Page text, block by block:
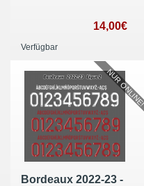
14,00€
Verfügbar
Bordeaux 2022-23 -
NUR ONLINE!